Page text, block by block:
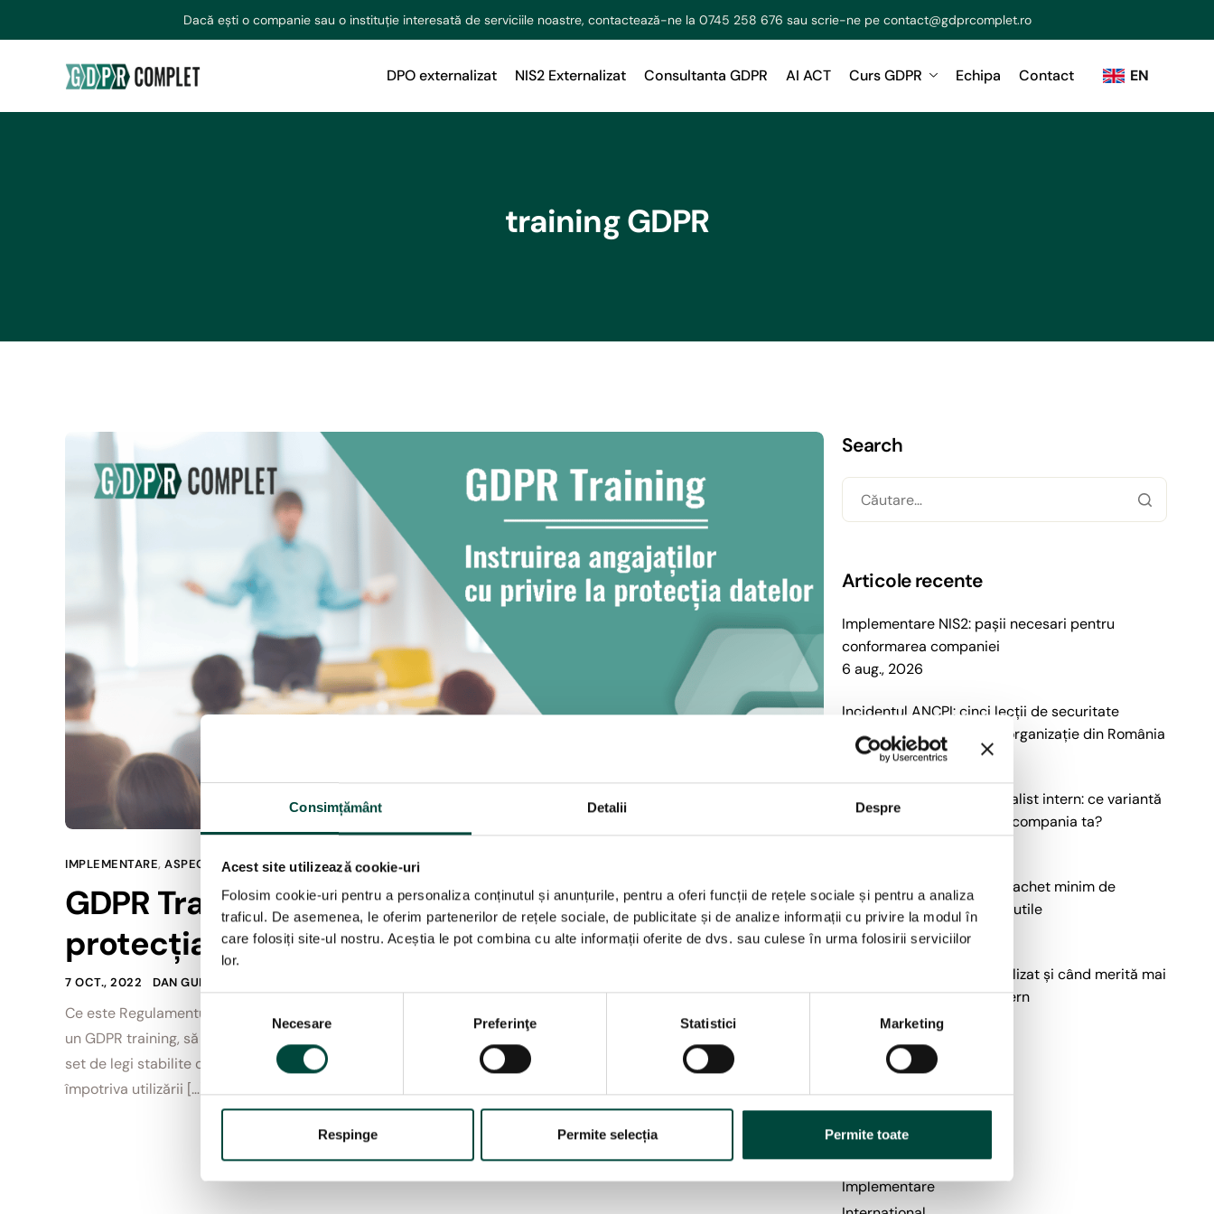
Consimțământ Detalii Despre
Acest site utilizează cookie-uri
Folosim cookie-uri pentru a personaliza conținutul și anunțurile, pentru a oferi funcții de rețele sociale și pentru a analiza
traficul. De asemenea, le oferim partenerilor de rețele sociale, de publicitate și de analize informații cu privire la modul în
care folosiți site-ul nostru. Aceștia le pot combina cu alte informații oferite de dvs. sau culese în urma folosirii serviciilor
lor.
e
c
Necesare Preferinţe Statistici Marketing
Respinge Permite selecția Permite toate
Dacă ești o companie sau o instituție interesată de serviciile noastre, contactează-ne la 0745 258 676 sau scrie-ne pe contact@gdprcomplet.ro
DPO externalizat NIS2 Externalizat Consultanta GDPR AI ACT Curs GDPR Echipa Contact EN
training GDPR
IMPLEMENTARE,ASPECTE GENERALE
GDPR Training – Instruirea angajaților cu privire la
protecția datelor
7 OCT., 2022 DAN GURGHIAN
Ce este Regulamentul general privind protecția datelor (GDPR)? Înainte de a intra în detalii referitoare la ce este
un GDPR training, să ne amintim ce înseamnă GDPR: Regulamentul General de Protecție a Datelor (GDPR) este un
set de legi stabilite de Uniunea Europeană cu scopul principal de a proteja datele personale ale cetățenilor
împotriva utilizării […]
Search
Articole recente
Implementare NIS2: pașii necesari pentru
conformarea companiei
6 aug., 2026
Incidentul ANCPI: cinci lecții de securitate
cibernetică pentru orice organizație din România
30 iul., 2026
NIS2 externalizat vs specialist intern: ce variantă
este mai eficientă pentru compania ta?
GDPR pentru firme mici: pachet minim de
conformare fără costuri inutile
15 iun., 2026
Cât costă un DPO externalizat și când merită mai
mult decât un angajat intern
10 iun., 2026
Categorii
Aspecte generale
GDPR
Implementare